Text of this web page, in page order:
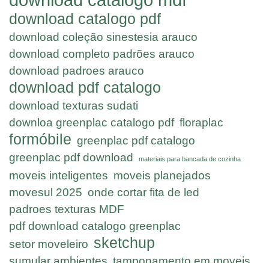
download catalogo pdf
download coleção sinestesia arauco
download completo padrões arauco
download padroes arauco
download pdf catalogo
download texturas sudati
downloa greenplac catalogo pdf floraplac
formóbile greenplac pdf catalogo
greenplac pdf download
materiais para bancada de cozinha
moveis inteligentes moveis planejados
movesul 2025 onde cortar fita de led
padroes texturas MDF
pdf download catalogo greenplac
setor moveleiro sketchup